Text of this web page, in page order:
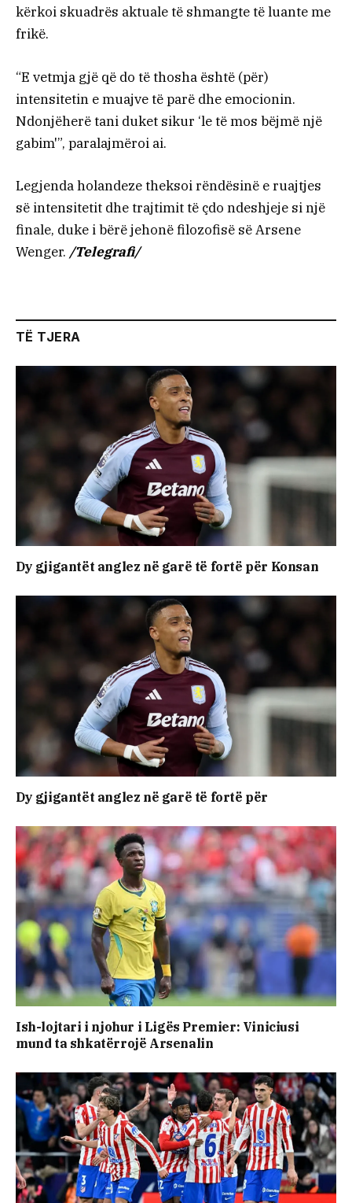
kërkoi skuadrës aktuale të shmangte të luante me
frikë.
“E vetmja gjë që do të thosha është (për)
intensitetin e muajve të parë dhe emocionin.
Ndonjëherë tani duket sikur ‘le të mos bëjmë një
gabim'”, paralajmëroi ai.
Legjenda holandeze theksoi rëndësinë e ruajtjes
së intensitetit dhe trajtimit të çdo ndeshjeje si një
finale, duke i bërë jehonë filozofisë së Arsene
Wenger. /Telegrafi/
TË TJERA
Dy gjigantët anglez në garë të fortë për Konsan
Dy gjigantët anglez në garë të fortë për
Ish-lojtari i njohur i Ligës Premier: Viniciusi
mund ta shkatërrojë Arsenalin